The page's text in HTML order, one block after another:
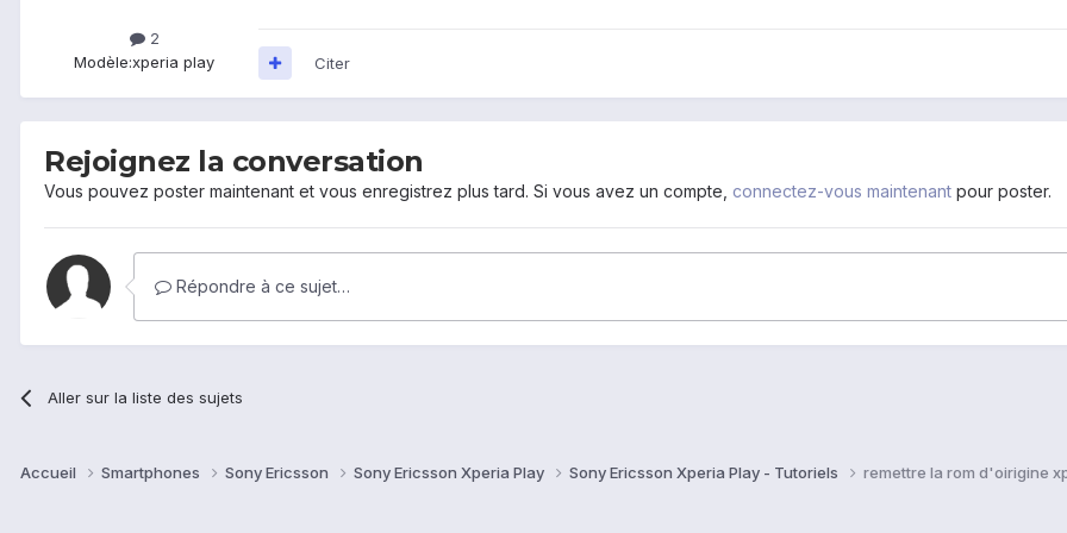
2
Modèle:xperia play Citer
Rejoignez la conversation
Vous pouvez poster maintenant et vous enregistrez plus tard. Si vous avez un compte, connectez-vous maintenant pour poster.
Répondre à ce sujet…
Aller sur la liste des sujets
Accueil Smartphones Sony Ericsson Sony Ericsson Xperia Play Sony Ericsson Xperia Play - Tutoriels remettre la rom d'oirigine